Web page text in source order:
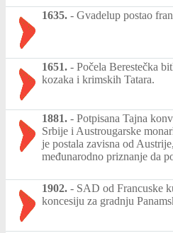
1635. - Gvadelup postao
1651. - Počela Berestečka
kozaka i krimskih Tatara.
1881. - Potpisana Tajna
Srbije i Austrougarske
je postala zavisna od
međunarodno priznanje da
1902. - SAD od Francuske
koncesiju za gradnju